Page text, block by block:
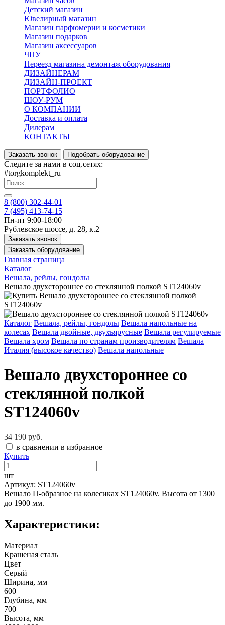
Детский магазин
Ювелирный магазин
Магазин парфюмерии и косметики
Магазин подарков
Магазин аксессуаров
ЧПУ
Переезд магазина демонтаж оборудования
ДИЗАЙНЕРАМ
ДИЗАЙН-ПРОЕКТ
ПОРТФОЛИО
ШОУ-РУМ
О КОМПАНИИ
Доставка и оплата
Дилерам
КОНТАКТЫ
Заказать звонок Подобрать оборудование
Следите за нами в соц.сетях:
#torgkomplekt_ru
8 (800) 302-44-01
7 (495) 413-74-15
Пн-пт 9:00-18:00
Рублевское шоссе, д. 28, к.2
Заказать звонок
Заказать оборудование
Главная страница
Каталог
Вешала, рейлы, гондолы
Вешало двухстороннее со стеклянной полкой ST124060v
Каталог Вешала, рейлы, гондолы Вешала напольные на
колесах Вешала двойные, двухъярусные Вешала регулируемые
Вешала хром Вешала по странам производителям Вешала
Италия (высокое качество) Вешала напольные
Вешало двухстороннее со
стеклянной полкой
ST124060v
34 190 руб.
в сравнении в избранное
Купить
шт
Артикул: ST124060v
Вешало П-образное на колесиках ST124060v. Высота от 1300
до 1900 мм.
Характеристики:
Материал
Крашеная сталь
Цвет
Серый
Ширина, мм
600
Глубина, мм
700
Высота, мм